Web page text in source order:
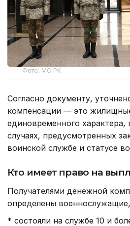
Фото: МО РК
Согласно документу,
компенсации — это
единовременного характера,
случаях, предусмотренных
воинской службе и статусе
Кто имеет право на
Получателями денежной
определены
* состояли на службе 10 и